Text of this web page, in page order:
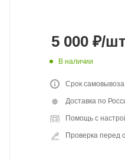
5 000 ₽/шт
В наличии
Срок
Доставка по
Помощь с
Проверка перед